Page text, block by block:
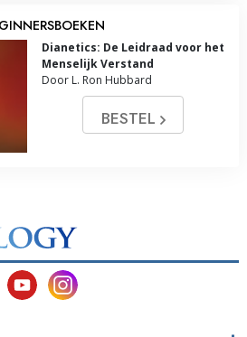
Dianetics: De Leidraad voor het
Menselijk Verstand
Door L. Ron Hubbard
BESTEL